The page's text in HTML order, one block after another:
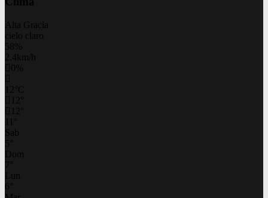
Alta Gracia
cielo claro
58%
2.4km/h
0%
C
Sab
5
Dom
7
Lun
6